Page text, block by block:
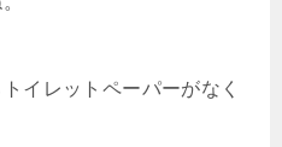
イレットペーパーがなく